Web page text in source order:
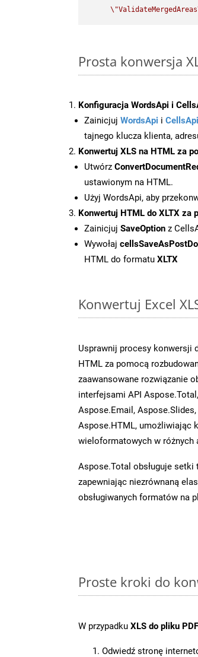
\"ValidateMergedAreas
Prosta konwersja
Konfiguracja WordsApi i
Zainicjuj WordsApi i CellsApi
tajnego klucza klienta,
Konwertuj XLS na HTML za
Utwórz
ustawionym na HTML.
Użyj WordsApi, aby
Konwertuj HTML do XLTX za
Zainicjuj SaveOption z
Wywołaj
HTML do formatu XLTX
Konwertuj Excel
Usprawnij procesy konwersji
HTML za pomocą
zaawansowane rozwiązanie
interfejsami API
Aspose.Email,
Aspose.HTML, umożliwiając
wieloformatowych w różnych
Aspose.Total obsługuje setki
zapewniając niezrównaną
obsługiwanych formatów na
Proste kroki do
W przypadku XLS do pliku PDF
Odwiedź stronę